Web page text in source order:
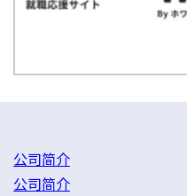
公司简介
公司简介